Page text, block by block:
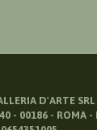
D'ARTE
- 00186 - ROMA -